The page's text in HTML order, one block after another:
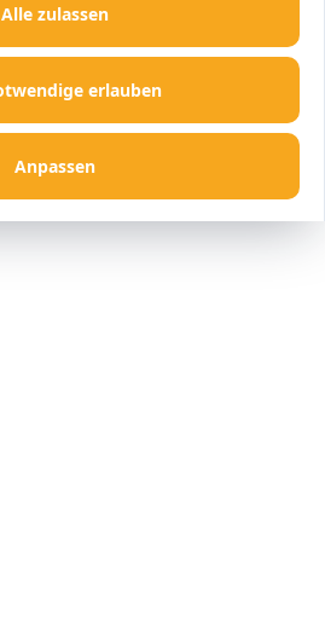
erlauben
Anpassen
Alle zulassen